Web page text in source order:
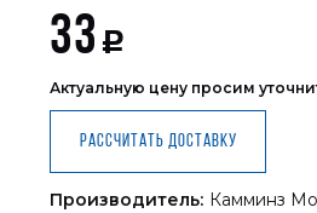
33 Р
Актуальную цену просим
Рассчитать доставку
Производитель: Камминз